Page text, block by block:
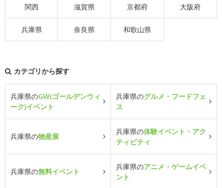
関西 滋賀県 京都府 大阪府
兵庫県 奈良県 和歌山県
カテゴリから探す
兵庫県のGW(ゴールデンウィ
ーク)イベント
兵庫県のグルメ・フードフェ
ス
兵庫県の物産展
兵庫県の体験イベント・アク
ティビティ
兵庫県の無料イベント
兵庫県のアニメ・ゲームイベ
ント